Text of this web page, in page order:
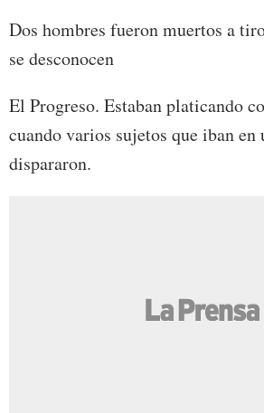
Dos hombres fueron muertos a
se desconocen
El Progreso. Estaban platicando
cuando varios sujetos que iban en
dispararon.